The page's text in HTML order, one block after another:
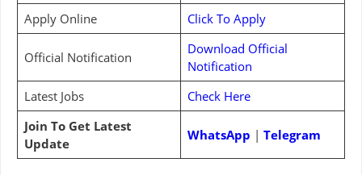
Apply Online
Click To Apply
Official Notification
Download Official
Notification
Latest Jobs
Check Here
Join To Get Latest
Update
WhatsApp | Telegram